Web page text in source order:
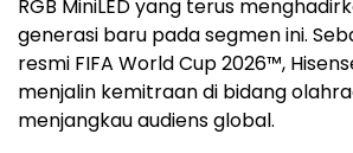
RGB MiniLED yang terus
generasi baru pada segmen ini.
resmi FIFA World Cup 2026™,
menjalin kemitraan di bidang
menjangkau audiens global.